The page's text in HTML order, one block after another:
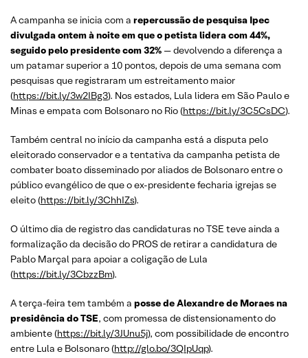
A campanha se inicia com a repercussão de pesquisa Ipec
divulgada ontem à noite em que o petista lidera com 44%,
seguido pelo presidente com 32% — devolvendo a diferença a
um patamar superior a 10 pontos, depois de uma semana com
pesquisas que registraram um estreitamento maior
(https://bit.ly/3w2IBg3). Nos estados, Lula lidera em São Paulo e
Minas e empata com Bolsonaro no Rio (https://bit.ly/3C5CsDC).
Também central no início da campanha está a disputa pelo
eleitorado conservador e a tentativa da campanha petista de
combater boato disseminado por aliados de Bolsonaro entre o
público evangélico de que o ex-presidente fecharia igrejas se
eleito (https://bit.ly/3ChhIZs).
O último dia de registro das candidaturas no TSE teve ainda a
formalização da decisão do PROS de retirar a candidatura de
Pablo Marçal para apoiar a coligação de Lula
(https://bit.ly/3CbzzBm).
A terça-feira tem também a posse de Alexandre de Moraes na
presidência do TSE, com promessa de distensionamento do
ambiente (https://bit.ly/3JUnu5j), com possibilidade de encontro
entre Lula e Bolsonaro (http://glo.bo/3QIpUqp).